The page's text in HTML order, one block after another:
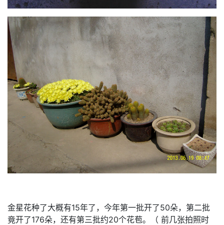
金星花种了大概有15年了，今年第一批开了50朵，第二批
竟开了176朵，还有第三批约20个花苞。（ 前几张拍照时